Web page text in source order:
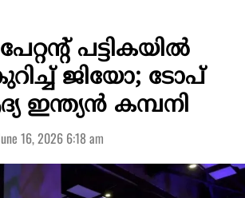
പട്ടികയിൽ
ജിയോ; ടോപ്
ഇന്ത്യൻ കമ്പനി
16, 2026 6:18 am